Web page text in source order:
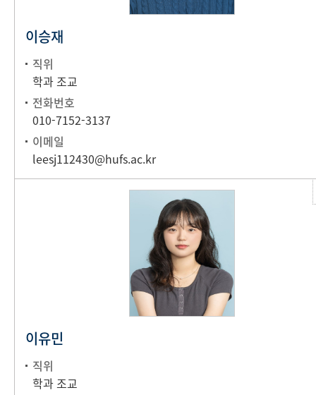
이승재
직위
학과 조교
전화번호
010-7152-3137
이메일
leesj112430@hufs.ac.kr
이유민
직위
학과 조교